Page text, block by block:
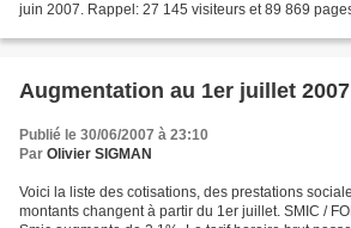
juin 2007. Rappel: 27 145 visiteurs et 89 869
Augmentation au 1er juillet 2007
Publié le 30/06/2007 à 23:10
Par Olivier SIGMAN
Voici la liste des cotisations, des prestations
montants changent à partir du 1er juillet. SMIC /